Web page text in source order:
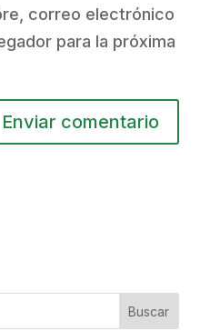
correo electrónico
para la próxima